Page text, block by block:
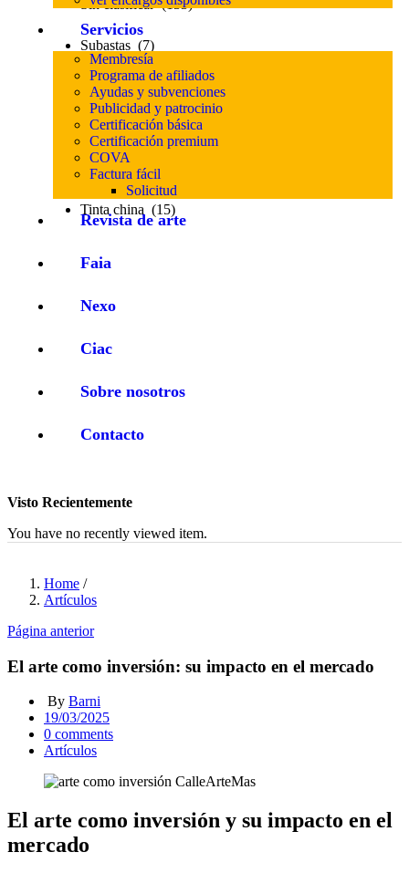
Sin clasificar (133)
Subastas (7)
Tarjetas Regalo (1)
Técnica mixta (67)
Témpera (5)
Tinta china (15)
Servicios
Membresía
Programa de afiliados
Ayudas y subvenciones
Publicidad y patrocinio
Certificación básica
Certificación premium
COVA
Factura fácil
Solicitud
Revista de arte
Faia
Nexo
Ciac
Sobre nosotros
Contacto
Visto Recientemente
You have no recently viewed item.
Home /
Artículos
Página anterior
El arte como inversión: su impacto en el mercado
By Barni
19/03/2025
0 comments
Artículos
El arte como inversión y su impacto en el
mercado